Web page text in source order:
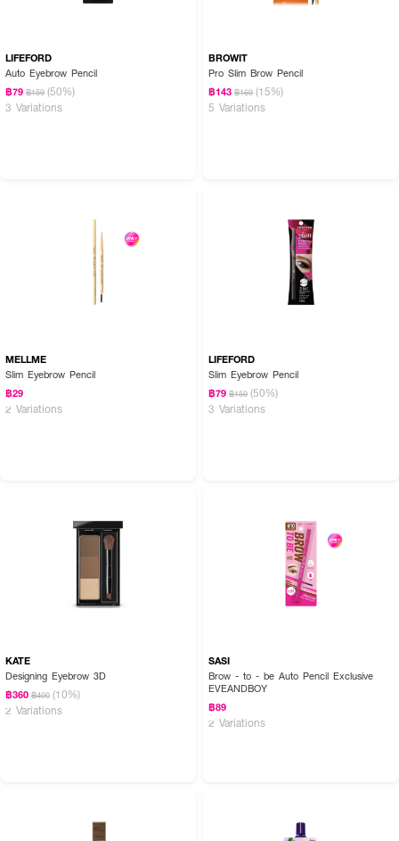
LIFEFORD
Auto Eyebrow Pencil
฿79 ฿159 (50%)
3 Variations
BROWIT
Pro Slim Brow Pencil
฿143 ฿169 (15%)
5 Variations
MELLME
Slim Eyebrow Pencil
฿29
2 Variations
LIFEFORD
Slim Eyebrow Pencil
฿79 ฿159 (50%)
3 Variations
KATE
Designing Eyebrow 3D
฿360 ฿400 (10%)
2 Variations
SASI
Brow - to - be Auto Pencil Exclusive
EVEANDBOY
฿89
2 Variations